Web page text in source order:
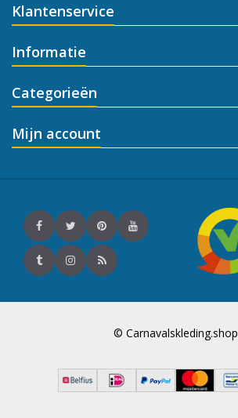
Klantenservice
Informatie
Categorieën
Mijn account
© Carnavalskleding.shop